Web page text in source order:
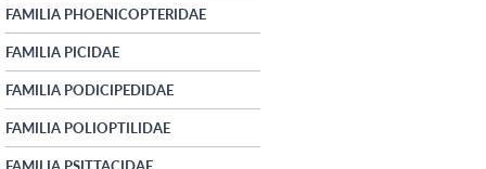
FAMILIA PHOENICOPTERIDAE
FAMILIA PICIDAE
FAMILIA PODICIPEDIDAE
FAMILIA POLIOPTILIDAE